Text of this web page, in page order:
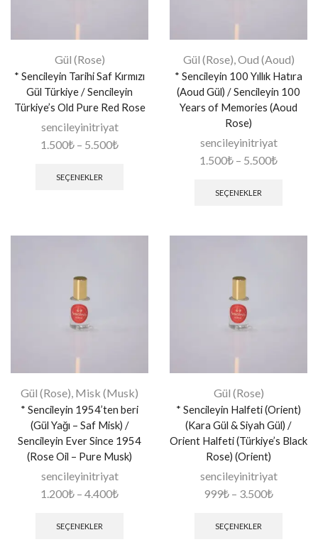
Gül (Rose)
* Sencileyin Tarihi Saf Kırmızı
Gül Türkiye / Sencileyin
Türkiye’s Old Pure Red Rose
sencileyinitriyat
1.500₺ – 5.500₺
SEÇENEKLER
Gül (Rose),Oud (Aoud)
* Sencileyin 100 Yıllık Hatıra
(Aoud Gül) / Sencileyin 100
Years of Memories (Aoud
Rose)
sencileyinitriyat
1.500₺ – 5.500₺
SEÇENEKLER
Gül (Rose), Misk (Musk)
* Sencileyin 1954’ten beri
(Gül Yağı – Saf Misk) /
Sencileyin Ever Since 1954
(Rose Oil – Pure Musk)
sencileyinitriyat
1.200₺ – 4.400₺
SEÇENEKLER
Gül (Rose)
* Sencileyin Halfeti (Orient)
(Kara Gül & Siyah Gül) /
Orient Halfeti (Türkiye’s Black
Rose) (Orient)
sencileyinitriyat
999₺ – 3.500₺
SEÇENEKLER